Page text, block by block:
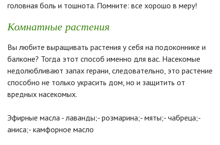
головная боль и тошнота. Помните: все хорошо в меру!
Комнатные растения
Вы любите выращивать растения у себя на подоконнике и
балконе? Тогда этот способ именно для вас. Насекомые
недолюбливают запах герани, следовательно, это растение
способно не только украсить дом, но и защитить от
вредных насекомых.
Эфирные масла - лаванды;- розмарина;- мяты;- чабреца;-
аниса;- камфорное масло